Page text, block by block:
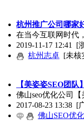
杭州推广公司哪家
在当今互联网时代
2019-11-17 12:41 [
杭州志卓 [未核
【美姿姿SEO团队
佛山seo优化公司
2017-08-23 13:38 [
佛山SEO优